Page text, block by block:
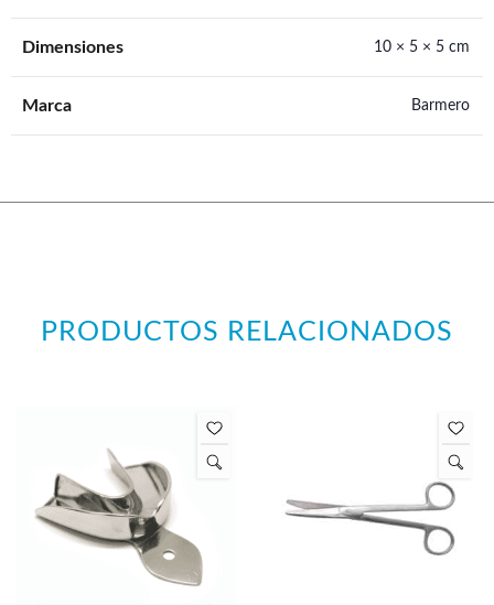
Dimensiones 10 × 5 × 5 cm
Marca Barmero
PRODUCTOS RELACIONADOS